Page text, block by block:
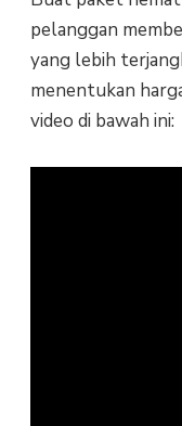
pelanggan
yang lebih
menentukan
video di bawah ini: